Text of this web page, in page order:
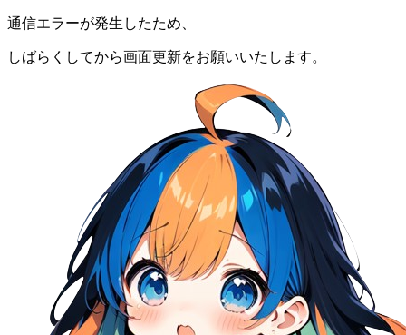
通信エラーが発生したため、
しばらくしてから画面更新をお願いいたします。